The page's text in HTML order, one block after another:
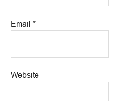
Email*
Website